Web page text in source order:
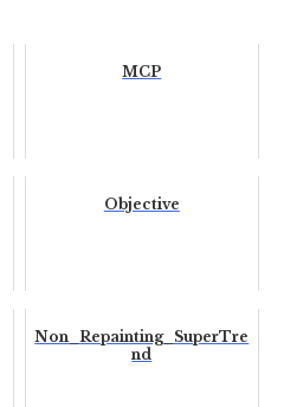
MCP
Objective
Non_Repainting_SuperTre
nd